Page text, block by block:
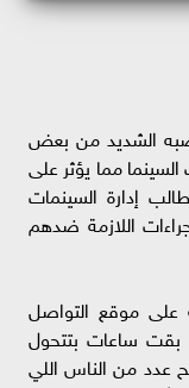
الشديد من بعض
مما يؤثر على
إدارة السينمات
اللازمة ضدهم
موقع التواصل
بقت ساعات بتتحول
عدد من الناس اللي